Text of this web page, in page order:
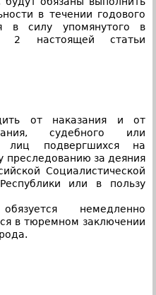
в течении годового
в силу упомянутого в
2 настоящей статьи
от наказания и от
судебного или
лиц подвергшихся на
преследованию за деяния
Социалистической
или в пользу
немедленно
в тюремном заключении